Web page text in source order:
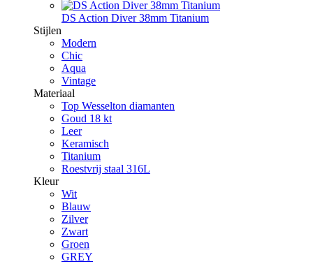
DS Action Diver 38mm Titanium
Stijlen
Modern
Chic
Aqua
Vintage
Materiaal
Top Wesselton diamanten
Goud 18 kt
Leer
Keramisch
Titanium
Roestvrij staal 316L
Kleur
Wit
Blauw
Zilver
Zwart
Groen
GREY